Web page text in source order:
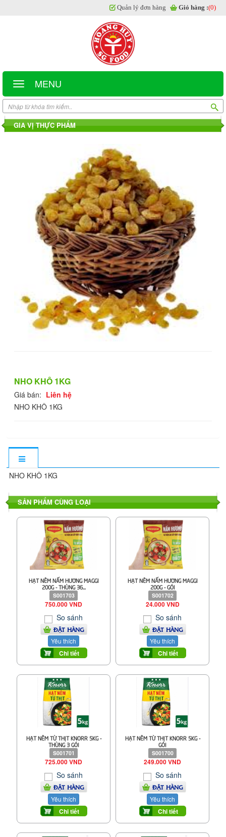
MENU
Quản lý đơn hàng Giỏ hàng :(0)
GIA VỊ THỰC PHẨM
NHO KHÔ 1KG
Giá bán: Liên hệ
NHO KHÔ 1KG
NHO KHÔ 1KG
SẢN PHẨM CÙNG LOẠI
HẠT NÊM NẤM HƯƠNG MAGGI
200G - THÙNG 36...
S001703
750.000 VND
So sánh
ĐẶT HÀNG
Yêu thích
Chi tiết
HẠT NÊM NẤM HƯƠNG MAGGI
200G - GÓI
S001702
24.000 VND
So sánh
ĐẶT HÀNG
Yêu thích
Chi tiết
HẠT NÊM TỪ THỊT KNORR 5KG -
THÙNG 3 GÓI
S001701
725.000 VND
So sánh
ĐẶT HÀNG
Yêu thích
Chi tiết
HẠT NÊM TỪ THỊT KNORR 5KG -
GÓI
S001700
249.000 VND
So sánh
ĐẶT HÀNG
Yêu thích
Chi tiết